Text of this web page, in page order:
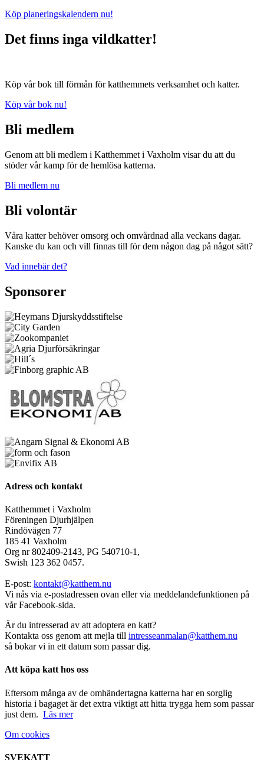
Köp planeringskalendern nu!
Det finns inga vildkatter!
Köp vår bok till förmån för katthemmets verksamhet och katter.
Köp vår bok nu!
Bli medlem
Genom att bli medlem i Katthemmet i Vaxholm visar du att du
stöder vår kamp för de hemlösa katterna.
Bli medlem nu
Bli volontär
Våra katter behöver omsorg och omvårdnad alla veckans dagar.
Kanske du kan och vill finnas till för dem någon dag på något sätt?
Vad innebär det?
Sponsorer
Adress och kontakt
Katthemmet i Vaxholm
Föreningen Djurhjälpen
Rindövägen 77
185 41 Vaxholm
Org nr 802409-2143, PG 540710-1,
Swish 123 362 0457.
E-post: kontakt@katthem.nu
Vi nås via e-postadressen ovan eller via meddelandefunktionen på
vår Facebook-sida.
Är du intresserad av att adoptera en katt?
Kontakta oss genom att mejla till intresseanmalan@katthem.nu
så bokar vi in ett datum som passar dig.
Att köpa katt hos oss
Eftersom många av de omhändertagna katterna har en sorglig
historia i bagaget är det extra viktigt att hitta trygga hem som passar
just dem. Läs mer
Om cookies
SVEKATT